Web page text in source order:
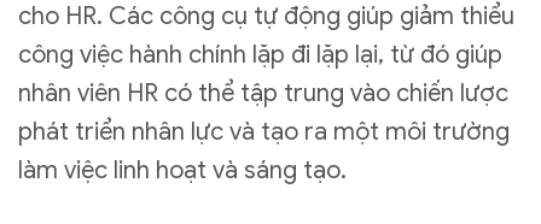
cho HR. Các công cụ tự động giúp giảm thiểu
công việc hành chính lặp đi lặp lại, từ đó giúp
nhân viên HR có thể tập trung vào chiến lược
phát triển nhân lực và tạo ra một môi trường
làm việc linh hoạt và sáng tạo.